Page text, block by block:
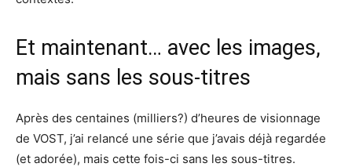
Et maintenant… avec les images,
mais sans les sous-titres
Après des centaines (milliers?) d’heures de visionnage
de VOST, j’ai relancé une série que j’avais déjà regardée
(et adorée), mais cette fois-ci sans les sous-titres.